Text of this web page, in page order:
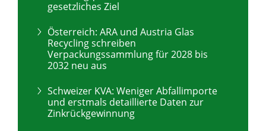
gesetzliches Ziel
Österreich: ARA und Austria Glas
Recycling schreiben
Verpackungssammlung für 2028 bis
2032 neu aus
Schweizer KVA: Weniger Abfallimporte
und erstmals detaillierte Daten zur
Zinkrückgewinnung